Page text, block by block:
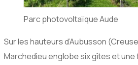
Parc photovoltaïque Aude
Sur les hauteurs d’Aubusson
Marchedieu englobe six gîtes et une